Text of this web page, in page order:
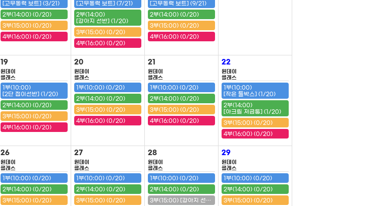
[고무동력 보트] (3/21)
2부(14:00) (0/20)
3부(15:00) (0/20)
4부(16:00) (0/20)
[고무동력 보트] (7/21)
2부(14:00)
[강아지 선반] (1/20)
3부(15:00) (0/20)
4부(16:00) (0/20)
[고무동력 보트] (9/21)
2부(14:00) (0/20)
3부(15:00) (0/20)
4부(16:00) (0/20)
19
원데이
클래스
1부(10:00)
[2단 접이선반] (1/20)
2부(14:00) (0/20)
3부(15:00) (0/20)
4부(16:00) (0/20)
20
원데이
클래스
1부(10:00) (0/20)
2부(14:00) (0/20)
3부(15:00) (0/20)
4부(16:00) (0/20)
21
원데이
클래스
1부(10:00) (0/20)
2부(14:00) (0/20)
3부(15:00) (0/20)
4부(16:00) (0/20)
22
원데이
클래스
1부(10:00)
[작은 툴박스] (1/20)
2부(14:00)
[아크릴 저금통] (1/20)
3부(15:00) (0/20)
4부(16:00) (0/20)
26
원데이
클래스
1부(10:00) (0/20)
2부(14:00) (0/20)
3부(15:00) (0/20)
27
원데이
클래스
1부(10:00) (0/20)
2부(14:00) (0/20)
3부(15:00) (0/20)
28
원데이
클래스
1부(10:00) (0/20)
2부(14:00) (0/20)
3부(15:00) [강아지 선반] (20/20) (마감)
29
원데이
클래스
1부(10:00) (0/20)
2부(14:00) (0/20)
3부(15:00) (0/20)